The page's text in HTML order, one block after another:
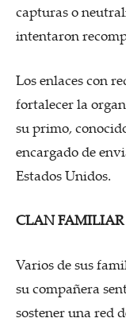
capturas o
intentaron
Los enlaces con
fortalecer la
su primo,
encargado de
Estados Unidos.
CLAN FAMILIAR
Varios de sus
su compañera
sostener una red